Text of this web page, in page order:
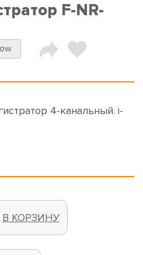
F-NR-
4-канальный. i-
В КОРЗИНУ